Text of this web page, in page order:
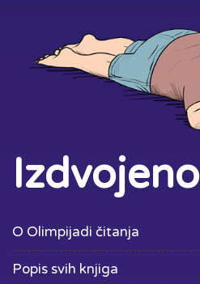
Izdvojeno
O Olimpijadi čitanja
Popis svih knjiga